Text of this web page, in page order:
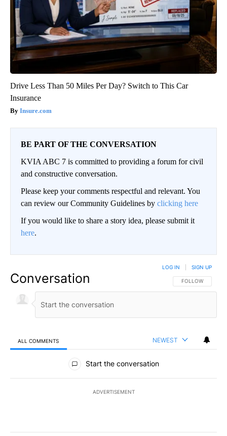
Drive Less Than 50 Miles Per Day? Switch to This Car
Insurance
Insure.com
BE PART OF THE CONVERSATION
KVIA ABC 7 is committed to providing a forum for civil
and constructive conversation.
Please keep your comments respectful and relevant. You
can review our Community Guidelines by clicking here
If you would like to share a story idea, please submit it
here.
Conversation FOLLOW THIS
FOLLOW
LOG IN SIGN UP
ALL COMMENTS NEWEST
All Comments
Start the conversation
ADVERTISEMENT